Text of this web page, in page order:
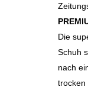
Die
Schuh
nach
trocken